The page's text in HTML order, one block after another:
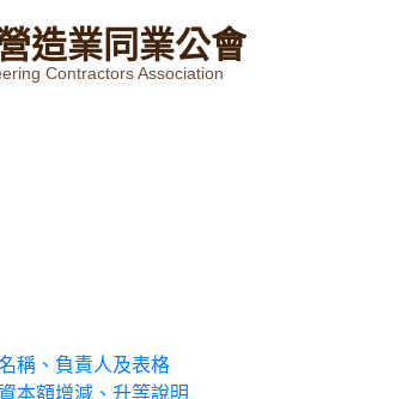
造業同業公會
Contractors Association
稱、負責人及表格
本額增減、升等說明